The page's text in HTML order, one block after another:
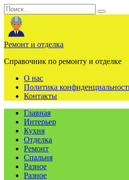
Перейти
к
содержанию
Search
for:
Ремонт и отделка
Справочник по ремонту и отделке
О нас
Политика
Контакты
Главная
Интерьер
Кухня
Отделка
Ремонт
Спальня
Разное
Разное